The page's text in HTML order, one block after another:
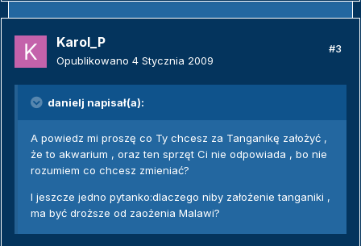
Karol_P
Opublikowano 4 Stycznia 2009
#3
danielj napisał(a):
A powiedz mi proszę co Ty chcesz za Tanganikę założyć ,
że to akwarium , oraz ten sprzęt Ci nie odpowiada , bo nie
rozumiem co chcesz zmieniać?
I jeszcze jedno pytanko:dlaczego niby założenie tanganiki ,
ma być droższe od zaożenia Malawi?